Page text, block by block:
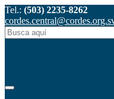
Tel.: (503) 2235-8262